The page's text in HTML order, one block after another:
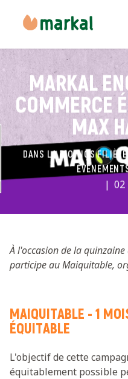
MARKAL
COMMERCE
MAX
DANS LA BIO, NOS
02
À l'occasion de la
participe au Maiquitable,
MAIQUITABLE - 1
ÉQUITABLE
L'objectif de cette
équitablement possible